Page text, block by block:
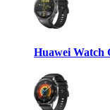
Huawei Watch